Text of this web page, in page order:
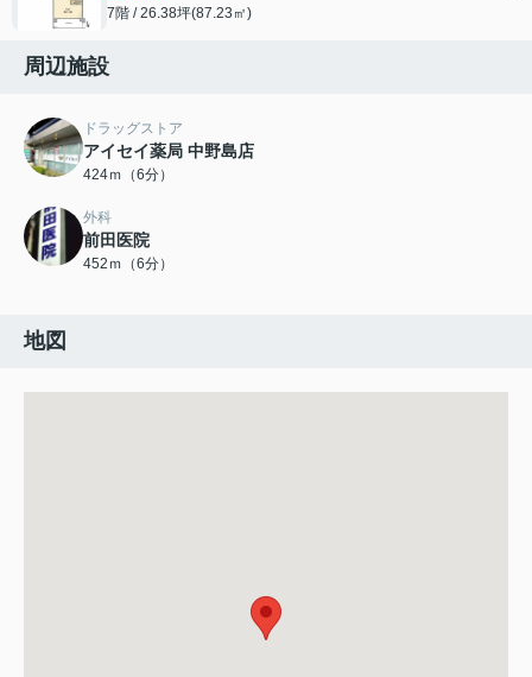
7階 / 26.38坪(87.23㎡)
周辺施設
ドラッグストア
アイセイ薬局 中野島店
424ｍ（6分）
外科
前田医院
452ｍ（6分）
地図